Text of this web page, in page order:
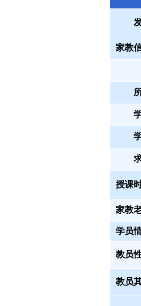
家教
授课
家教
学员
教员
教员